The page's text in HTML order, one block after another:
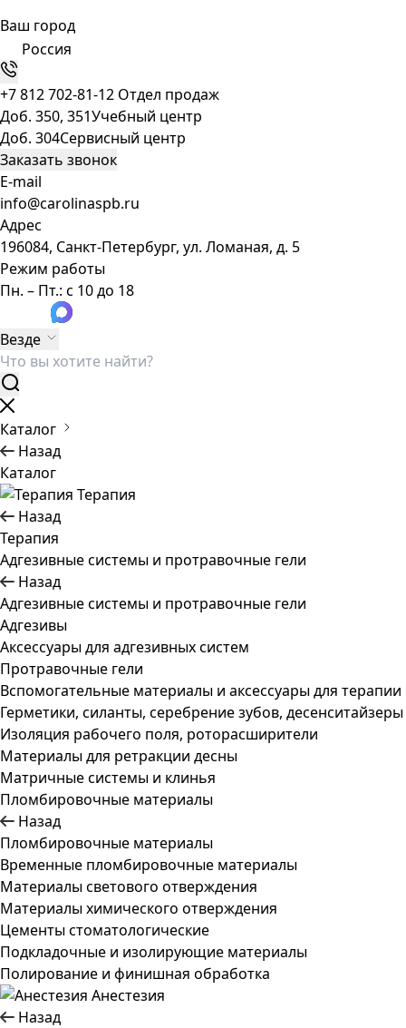
Ваш город
Россия
+7 812 702-81-12 Отдел продаж
Доб. 350, 351Учебный центр
Доб. 304Сервисный центр
Заказать звонок
E-mail
info@carolinaspb.ru
Адрес
196084, Санкт-Петербург, ул. Ломаная, д. 5
Режим работы
Пн. – Пт.: с 10 до 18
Везде
Каталог
Назад
Каталог
Терапия
Назад
Терапия
Адгезивные системы и протравочные гели
Назад
Адгезивные системы и протравочные гели
Адгезивы
Аксессуары для адгезивных систем
Протравочные гели
Вспомогательные материалы и аксессуары для терапии
Герметики, силанты, серебрение зубов, десенситайзеры
Изоляция рабочего поля, роторасширители
Материалы для ретракции десны
Матричные системы и клинья
Пломбировочные материалы
Назад
Пломбировочные материалы
Временные пломбировочные материалы
Материалы светового отверждения
Материалы химического отверждения
Цементы стоматологические
Подкладочные и изолирующие материалы
Полирование и финишная обработка
Анестезия
Назад